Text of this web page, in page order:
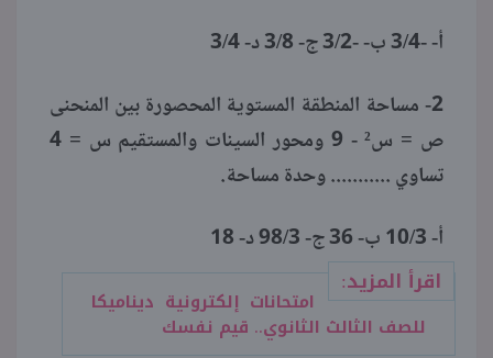
أ- -3/4 ب- -3/2 ج- 3/8 د- 3/4
2- مساحة المنطقة المستوية المحصورة بين المنحنى
ص = س² - 9 ومحور السينات والمستقيم س = 4
تساوي ........... وحدة مساحة.
أ- 10/3 ب- 36 ج- 98/3 د- 18
اقرأ المزيد:
امتحانات إلكترونية ديناميكا
للصف الثالث الثانوي.. قيم نفسك